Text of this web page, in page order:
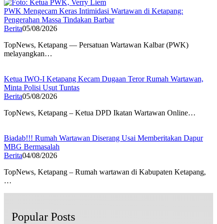
PWK Mengecam Keras Intimidasi Wartawan di Ketapang:
Pengerahan Massa Tindakan Barbar
Berita05/08/2026
TopNews, Ketapang — Persatuan Wartawan Kalbar (PWK)
melayangkan…
Ketua IWO-I Ketapang Kecam Dugaan Teror Rumah Wartawan,
Minta Polisi Usut Tuntas
Berita05/08/2026
TopNews, Ketapang – Ketua DPD Ikatan Wartawan Online…
Biadab!!! Rumah Wartawan Diserang Usai Memberitakan Dapur
MBG Bermasalah
Berita04/08/2026
TopNews, Ketapang – Rumah wartawan di Kabupaten Ketapang,
…
Popular Posts